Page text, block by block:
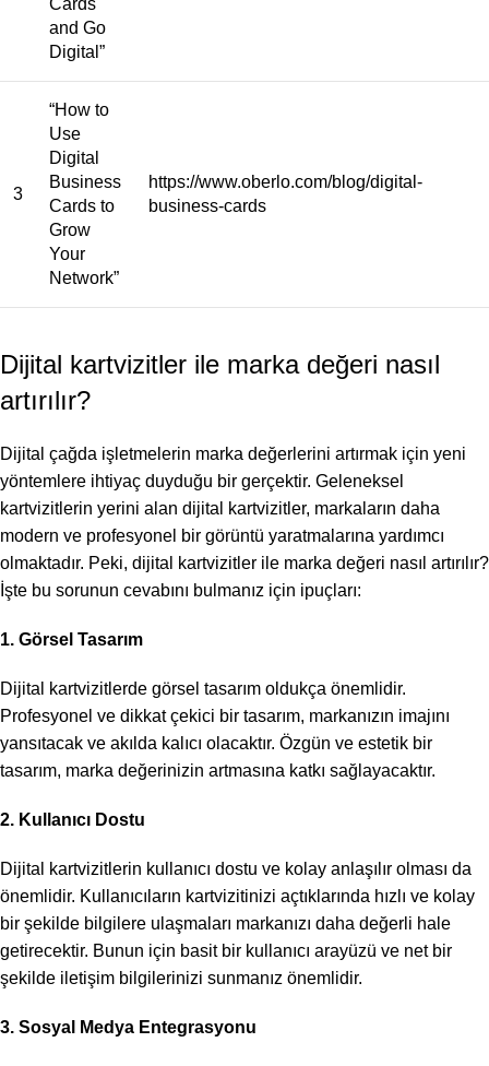
Cards
and Go
Digital”
3
“How to
Use
Digital
Business
Cards to
Grow
Your
Network”
https://www.oberlo.com/blog/digital-
business-cards
Dijital kartvizitler ile marka değeri nasıl
artırılır?
Dijital çağda işletmelerin marka değerlerini artırmak için yeni
yöntemlere ihtiyaç duyduğu bir gerçektir. Geleneksel
kartvizitlerin yerini alan dijital kartvizitler, markaların daha
modern ve profesyonel bir görüntü yaratmalarına yardımcı
olmaktadır. Peki, dijital kartvizitler ile marka değeri nasıl artırılır?
İşte bu sorunun cevabını bulmanız için ipuçları:
1. Görsel Tasarım
Dijital kartvizitlerde görsel tasarım oldukça önemlidir.
Profesyonel ve dikkat çekici bir tasarım, markanızın imajını
yansıtacak ve akılda kalıcı olacaktır. Özgün ve estetik bir
tasarım, marka değerinizin artmasına katkı sağlayacaktır.
2. Kullanıcı Dostu
Dijital kartvizitlerin kullanıcı dostu ve kolay anlaşılır olması da
önemlidir. Kullanıcıların kartvizitinizi açtıklarında hızlı ve kolay
bir şekilde bilgilere ulaşmaları markanızı daha değerli hale
getirecektir. Bunun için basit bir kullanıcı arayüzü ve net bir
şekilde iletişim bilgilerinizi sunmanız önemlidir.
3. Sosyal Medya Entegrasyonu